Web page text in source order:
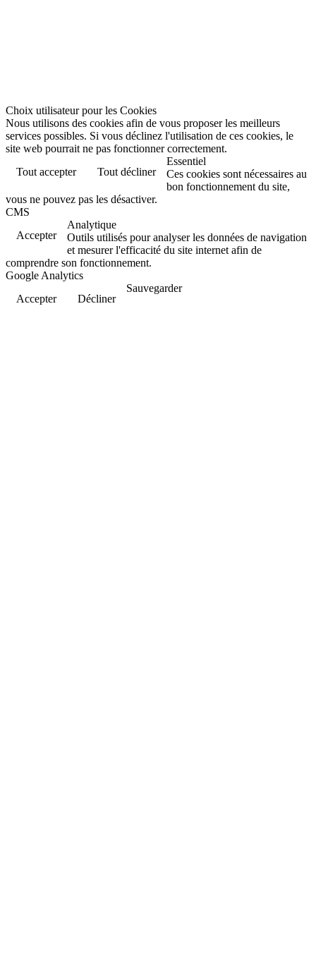
Choix utilisateur pour les Cookies
Nous utilisons des cookies afin de vous proposer les meilleurs
services possibles. Si vous déclinez l'utilisation de ces cookies, le
site web pourrait ne pas fonctionner correctement.
Tout accepter
Tout décliner
Essentiel
Ces cookies sont nécessaires au
bon fonctionnement du site,
vous ne pouvez pas les désactiver.
CMS
Accepter
Analytique
Outils utilisés pour analyser les données de navigation
et mesurer l'efficacité du site internet afin de
comprendre son fonctionnement.
Google Analytics
Accepter
Décliner
Sauvegarder